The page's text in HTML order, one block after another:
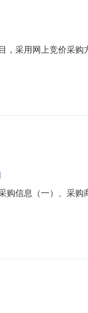
采用网上竞价采
报价开始
信息（一）、采
市正阳县收货地址